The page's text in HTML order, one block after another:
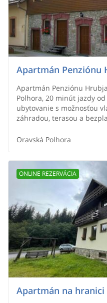
Apartmán Penziónu
Apartmán Penziónu
Polhora, 20 minút jazdy
ubytovanie s možnosťou
záhradou, terasou a
Oravská Polhora
Apartmán na hranici
ONLINE REZERVÁCIA